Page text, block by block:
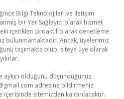
Bilgi Teknolojileri ve İletişim
bir Yer Sağlayıcı olarak hizmet
içerikleri proaktif olarak denetleme
bulunmamaktadır. Ancak, üyelerimiz
taşımakta olup, siteye üye olarak
olduğunu düşündüğünüz
adresine bildirmeniz
sitemizden kaldırılacaktır.